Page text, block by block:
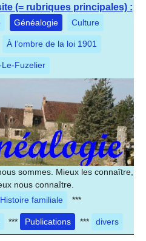
(= rubriques principales) :
Généalogie Culture
À l’ombre de la loi 1901
Le-Fuzelier
sommes. Mieux les connaître,
nous connaître.
Histoire familiale ***
*** Publications *** divers